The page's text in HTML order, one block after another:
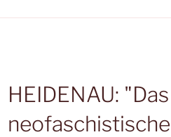
HEIDENAU: